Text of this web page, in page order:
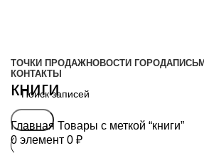
ТОЧКИ ПРОДАЖНОВОСТИ ГОРОДА
КОНТАКТЫ
Поиск
0 элемент 0 ₽
книги
Главная Товары с меткой “книги”